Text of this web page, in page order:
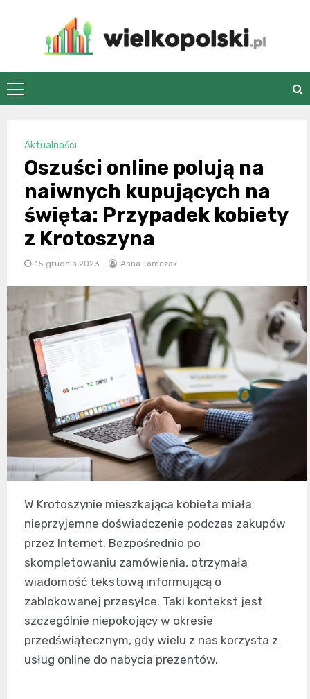
wielkopolski.pl
Aktualności
Oszuści online polują na
naiwnych kupujących na
święta: Przypadek kobiety
z Krotoszyna
15 grudnia 2023 Anna Tomczak
W Krotoszynie mieszkająca kobieta miała
nieprzyjemne doświadczenie podczas zakupów
przez Internet. Bezpośrednio po
skompletowaniu zamówienia, otrzymała
wiadomość tekstową informującą o
zablokowanej przesyłce. Taki kontekst jest
szczególnie niepokojący w okresie
przedświątecznym, gdy wielu z nas korzysta z
usług online do nabycia prezentów.